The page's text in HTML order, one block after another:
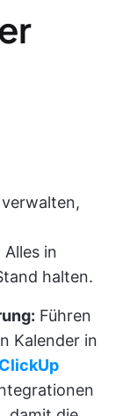
in
halten.
Führen
Kalender in
ClickUp